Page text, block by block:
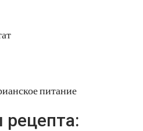
питание